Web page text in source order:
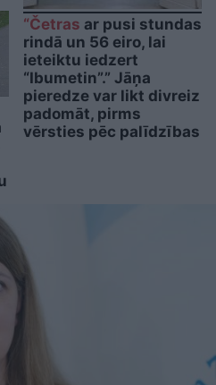
“Četras ar pusi stundas
rindā un 56 eiro, lai
ieteiktu iedzert
“Ibumetin”.” Jāņa
pieredze var likt divreiz
padomāt, pirms
vērsties pēc palīdzības